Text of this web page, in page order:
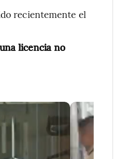
recientemente el
licencia no